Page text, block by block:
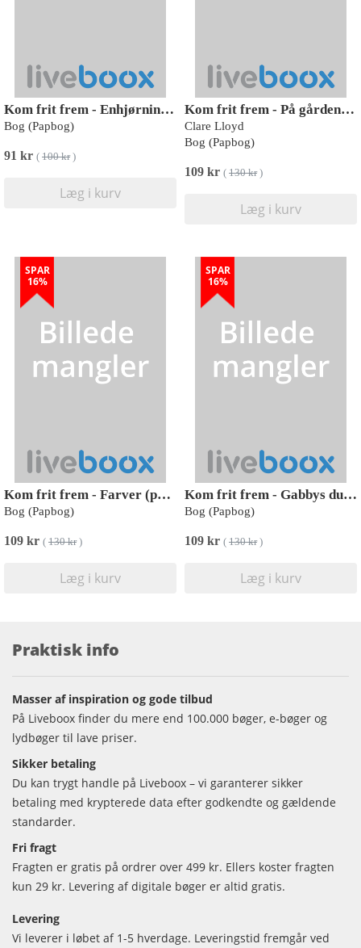
Kom frit frem - Enhjørning (pop op-overraskelse under hver flap)
Bog (Papbog)
91 kr ( 100 kr)
Læg i kurv
Kom frit frem - På gården (pop op-overraskelse under hver flap)
Clare Lloyd
Bog (Papbog)
109 kr ( 130 kr)
Læg i kurv
SPAR
16%
Kom frit frem - Farver (pop op-overraskelse under hver flap)
Bog (Papbog)
109 kr ( 130 kr)
Læg i kurv
SPAR
16%
Kom frit frem - Gabbys dukkehus (pop op-overraskelse under hver flap)
Bog (Papbog)
109 kr ( 130 kr)
Læg i kurv
Praktisk info
Masser af inspiration og gode tilbud
På Liveboox finder du mere end 100.000 bøger, e-bøger og
lydbøger til lave priser.
Sikker betaling
Du kan trygt handle på Liveboox – vi garanterer sikker
betaling med krypterede data efter godkendte og gældende
standarder.
Fri fragt
Fragten er gratis på ordrer over 499 kr. Ellers koster fragten
kun 29 kr. Levering af digitale bøger er altid gratis.
Levering
Vi leverer i løbet af 1-5 hverdage. Leveringstid fremgår ved